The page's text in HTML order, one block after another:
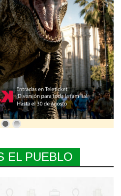
EL PUEBLO